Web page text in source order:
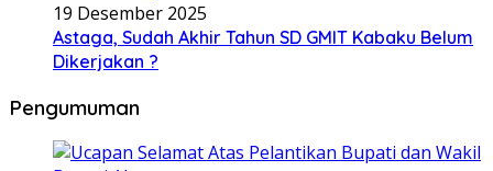
19 Desember 2025
Astaga, Sudah Akhir Tahun SD GMIT Kabaku Belum
Dikerjakan ?
Pengumuman